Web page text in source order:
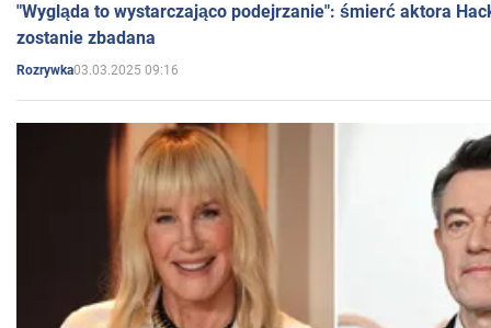
"Wygląda to wystarczająco podejrzanie": śmierć aktora
zostanie zbadana
Rozrywka03.03.2025 09:16